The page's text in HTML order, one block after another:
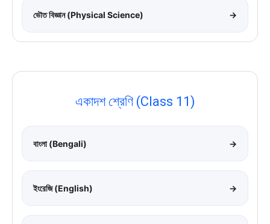
ভৌত বিজ্ঞান (Physical Science) →
একাদশ শ্রেণি (Class 11)
বাংলা (Bengali) →
ইংরেজি (English) →